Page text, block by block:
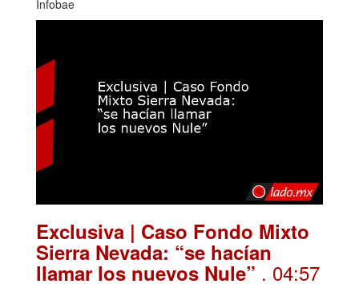
Infobae
Exclusiva | Caso Fondo Mixto
Sierra Nevada: “se hacían
llamar los nuevos Nule” . 04:57